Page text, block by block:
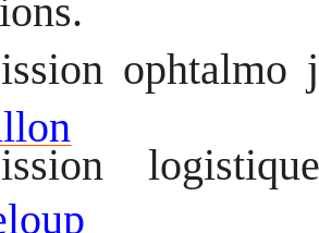
logis